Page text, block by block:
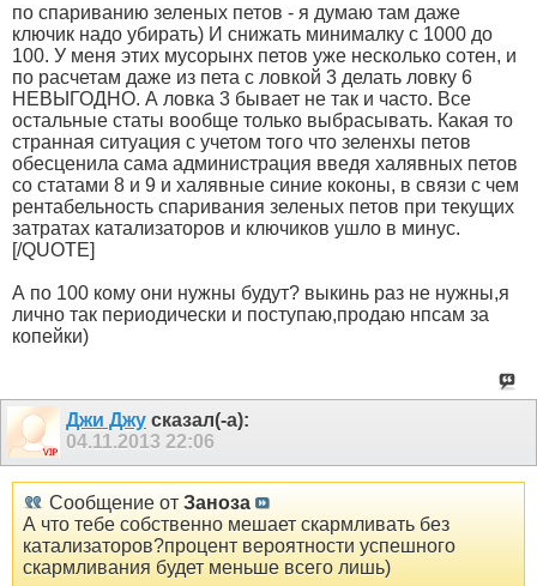
по спариванию зеленых петов - я думаю там даже
ключик надо убирать) И снижать минималку с 1000 до
100. У меня этих мусорынх петов уже несколько сотен, и
по расчетам даже из пета с ловкой 3 делать ловку 6
НЕВЫГОДНО. А ловка 3 бывает не так и часто. Все
остальные статы вообще только выбрасывать. Какая то
странная ситуация с учетом того что зеленхы петов
обесценила сама администрация введя халявных петов
со статами 8 и 9 и халявные синие коконы, в связи с чем
рентабельность спаривания зеленых петов при текущих
затратах катализаторов и ключиков ушло в минус.
[/QUOTE]
А по 100 кому они нужны будут? выкинь раз не нужны,я
лично так периодически и поступаю,продаю нпсам за
копейки)
Джи Джу сказал(-а):
04.11.2013 22:06
Сообщение от Заноза
А что тебе собственно мешает скармливать без
катализаторов?процент вероятности успешного
скармливания будет меньше всего лишь)